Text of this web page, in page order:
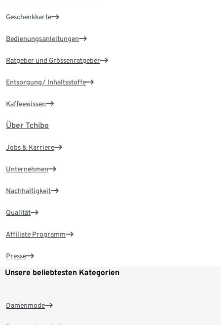
Geschenkkarte
Bedienungsanleitungen
Ratgeber und Grössenratgeber
Entsorgung/ Inhaltsstoffe
Kaffeewissen
Über Tchibo
Jobs & Karriere
Unternehmen
Nachhaltigkeit
Qualität
Affiliate Programm
Presse
Unsere beliebtesten Kategorien
Damenmode